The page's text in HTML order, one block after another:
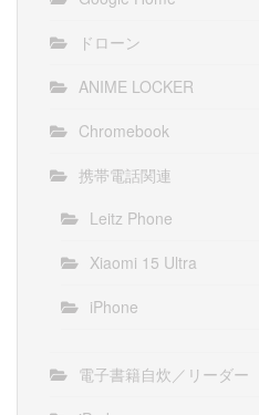
ドローン
ANIME LOCKER
Chromebook
携帯電話関連
Leitz Phone
Xiaomi 15 Ultra
iPhone
電子書籍自炊／リーダー